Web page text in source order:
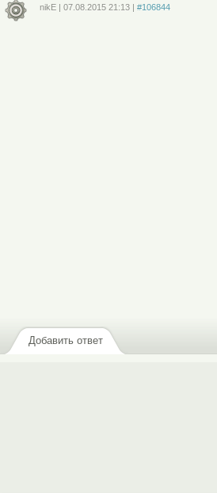
nikE| 07.08.2015 21:13| #106844
Добавить ответ